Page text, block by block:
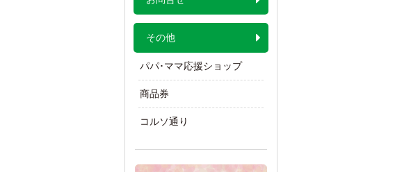
その他
パパ･ママ応援ショップ
商品券
コルソ通り